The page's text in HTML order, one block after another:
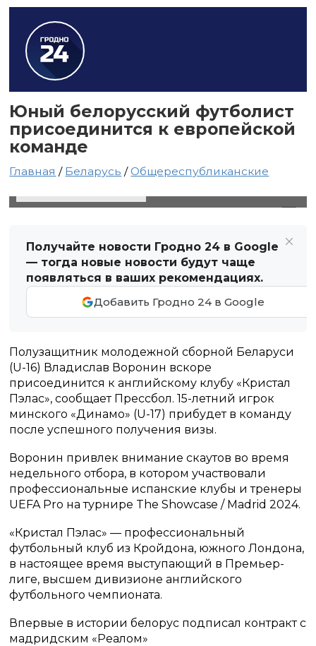
Юный белорусский футболист
присоединится к европейской
команде
Главная / Беларусь /Общереспубликанские
Получайте новости Гродно 24 в Google
— тогда новые новости будут чаще
появляться в ваших рекомендациях.
Добавить Гродно 24 в Google
Полузащитник молодежной сборной Беларуси
(U-16) Владислав Воронин вскоре
присоединится к английскому клубу «Кристал
Пэлас», сообщает Прессбол. 15-летний игрок
минского «Динамо» (U-17) прибудет в команду
после успешного получения визы.
Воронин привлек внимание скаутов во время
недельного отбора, в котором участвовали
профессиональные испанские клубы и тренеры
UEFA Pro на турнире The Showcase / Madrid 2024.
«Кристал Пэлас» — профессиональный
футбольный клуб из Кройдона, южного Лондона,
в настоящее время выступающий в Премьер-
лиге, высшем дивизионе английского
футбольного чемпионата.
Впервые в истории белорус подписал контракт с
мадридским «Реалом»